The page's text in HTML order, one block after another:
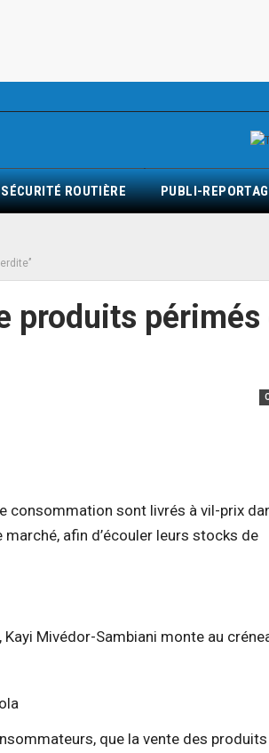
SÉCURITÉ ROUTIÈRE PUBLI-
produits
consommation sont livrés à vil-prix
afin d’écouler leurs stocks de
Kayi Mivédor-Sambiani monte au
que la vente des produits